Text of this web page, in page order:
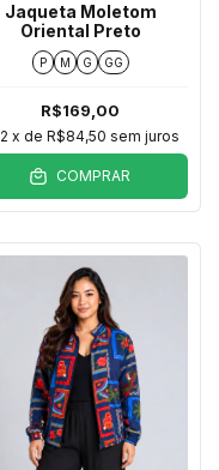
Jaqueta Moletom
Oriental Preto
P M G GG
R$169,00
2 x deR$84,50 sem juros
COMPRAR